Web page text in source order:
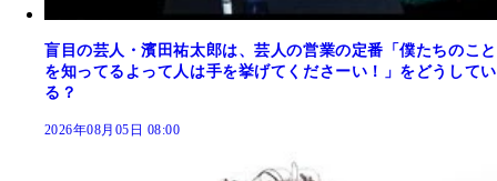
盲目の芸人・濱田祐太郎は、芸人の営業の定番「僕たちのこと
を知ってるよって人は手を挙げてくださーい！」をどうしてい
る？
2026年08月05日 08:00